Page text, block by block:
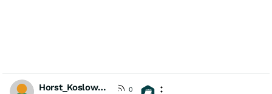
Horst_Koslowski
0